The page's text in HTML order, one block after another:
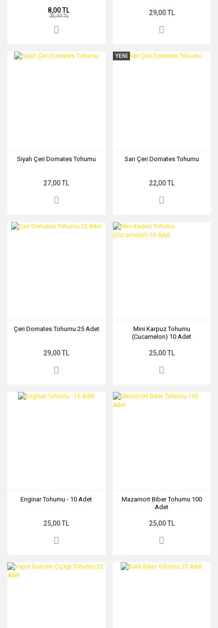
8,00 TL
25,00 TL 29,00 TL
Siyah Çeri Domates Tohumu
27,00 TL
YENİ
Sarı Çeri Domates Tohumu
22,00 TL
Çeri Domates Tohumu 25 Adet
29,00 TL
Mini Karpuz Tohumu
(Cucamelon) 10 Adet
25,00 TL
Enginar Tohumu - 10 Adet
25,00 TL
Mazamort Biber Tohumu 100
Adet
25,00 TL